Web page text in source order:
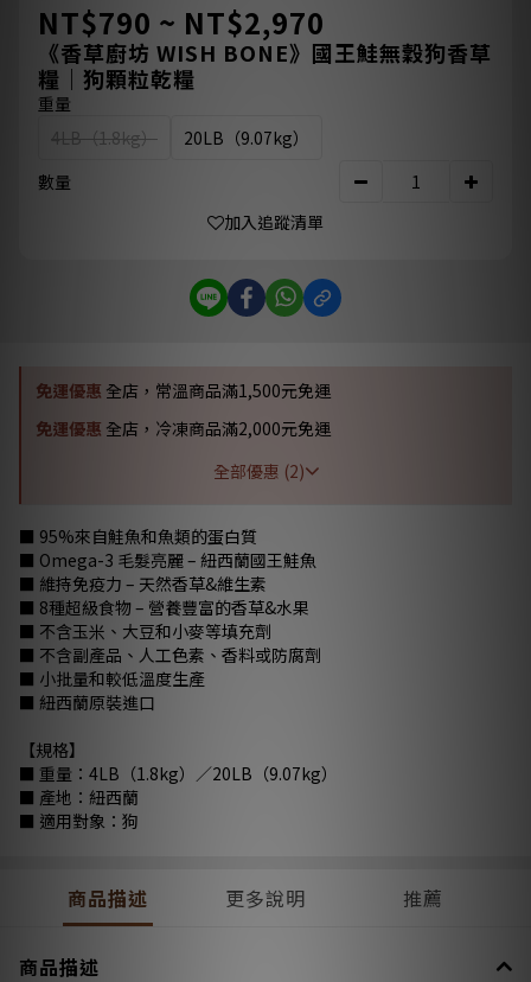
NT$790 ~ NT$2,970
《香草廚坊 WISH BONE》國王鮭無穀狗香草
糧｜狗顆粒乾糧
重量
4LB（1.8kg）
20LB（9.07kg）
數量
加入追蹤清單
免運優惠 全店，常溫商品滿1,500元免運
免運優惠 全店，冷凍商品滿2,000元免運
全部優惠 (2)
■ 95%來自鮭魚和魚類的蛋白質
■ Omega-3 毛髮亮麗 – 紐西蘭國王鮭魚
■ 維持免疫力 – 天然香草&維生素
■ 8種超級食物 – 營養豐富的香草&水果
■ 不含玉米、大豆和小麥等填充劑
■ 不含副產品、人工色素、香料或防腐劑
■ 小批量和較低溫度生產
■ 紐西蘭原裝進口
【規格】
■ 重量：4LB（1.8kg）／20LB（9.07kg）
■ 產地：紐西蘭
■ 適用對象：狗
商品描述 更多說明 推薦
商品描述